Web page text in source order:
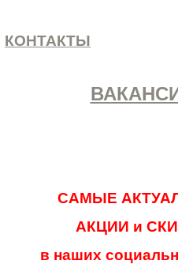
КОНТАКТЫ
САМЫЕ
АКЦИИ и
в наших